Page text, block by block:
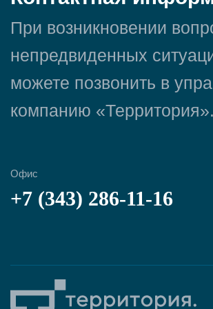
При возникновении
непредвиденных
можете позвонить в
компанию «Территория».
Офис
+7 (343) 286-11-16